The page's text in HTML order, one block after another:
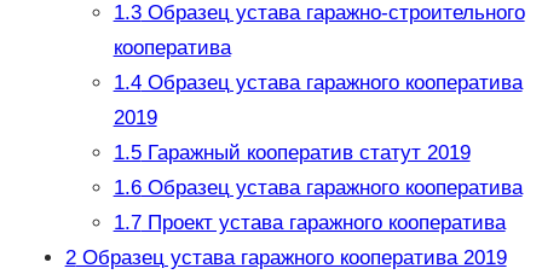
1.3Образец устава гаражно-строительного
кооператива
1.4Образец устава гаражного кооператива
2019
1.5Гаражный кооператив статут 2019
1.6Образец устава гаражного кооператива
1.7Проект устава гаражного кооператива
2Образец устава гаражного кооператива 2019